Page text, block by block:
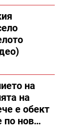
на
на
е обект
по нов